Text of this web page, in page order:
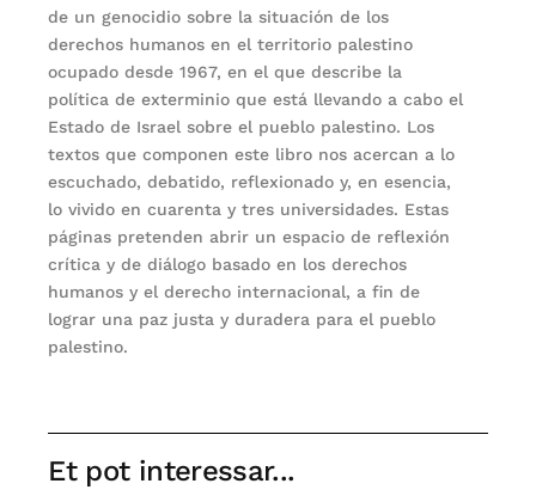
de un genocidio sobre la situación de los
derechos humanos en el territorio palestino
ocupado desde 1967, en el que describe la
política de exterminio que está llevando a cabo el
Estado de Israel sobre el pueblo palestino. Los
textos que componen este libro nos acercan a lo
escuchado, debatido, reflexionado y, en esencia,
lo vivido en cuarenta y tres universidades. Estas
páginas pretenden abrir un espacio de reflexión
crítica y de diálogo basado en los derechos
humanos y el derecho internacional, a fin de
lograr una paz justa y duradera para el pueblo
palestino.
Et pot interessar...